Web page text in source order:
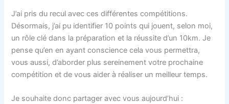
J’ai pris du recul avec ces différentes compétitions.
Désormais, j’ai pu identifier 10 points qui jouent, selon moi,
un rôle clé dans la préparation et la réussite d’un 10km. Je
pense qu’en en ayant conscience cela vous permettra,
vous aussi, d’aborder plus sereinement votre prochaine
compétition et de vous aider à réaliser un meilleur temps.
Je souhaite donc partager avec vous aujourd’hui :